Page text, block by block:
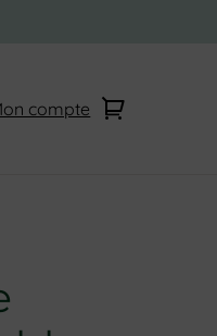
compte